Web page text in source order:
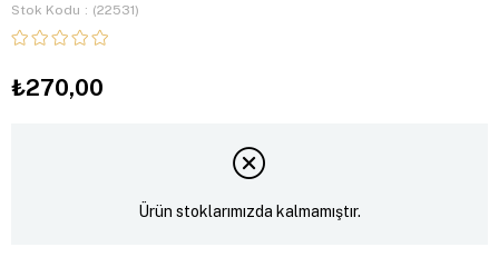
Stok Kodu (22531)
₺270,00
Ürün stoklarımızda kalmamıştır.